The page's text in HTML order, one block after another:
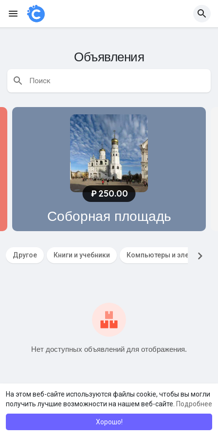
На этом веб-сайте используются файлы cookie, чтобы вы могли
получить лучшие возможности на нашем веб-сайте. Подробнее
Хорошо!
Объявления
Соборная площадь
₽250.00
Другое Книги и учебники Компьютеры и
Нет доступных объявлений для отображения.